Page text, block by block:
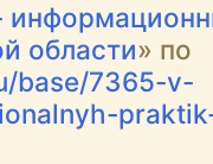
области» по
base/7365-v-